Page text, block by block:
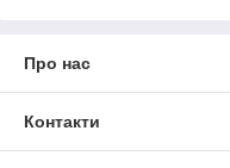
Про нас
Контакти